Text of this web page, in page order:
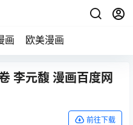
画 欧美漫画
李元馥 漫画百度网
前往下载